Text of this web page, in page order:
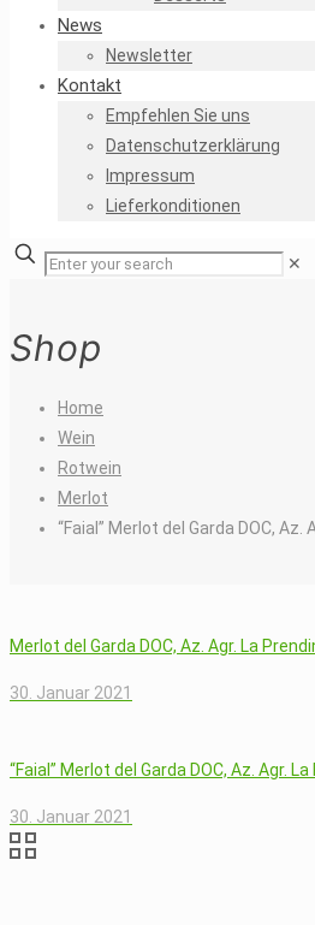
News
Newsletter
Kontakt
Empfehlen Sie uns
Datenschutzerklärung
Impressum
Lieferkonditionen
✕
Shop
Home
Wein
Rotwein
Merlot
“Faial” Merlot del Garda DOC, Az.
Merlot del Garda DOC, Az. Agr. La
30. Januar 2021
“Faial” Merlot del Garda DOC, Az. Agr.
30. Januar 2021